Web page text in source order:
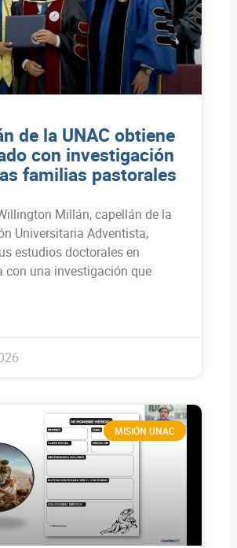
de la UNAC obtiene
con investigación
familias pastorales
Millán, capellán de la
Universitaria Adventista,
estudios doctorales en
con una investigación que
MISIÓN UNAC